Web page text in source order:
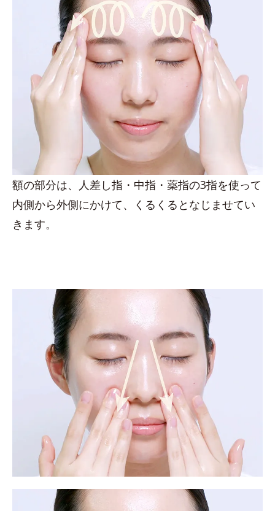
額の部分は、人差し指・中指・薬指の3指を使って
内側から外側にかけて、くるくるとなじませてい
きます。